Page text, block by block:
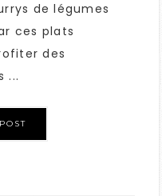
de légumes
ces plats
des
...
POST